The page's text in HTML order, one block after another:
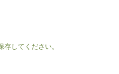
してください。